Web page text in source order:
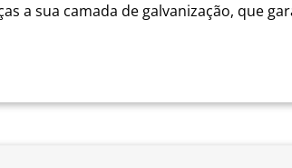
a sua camada de galvanização, que